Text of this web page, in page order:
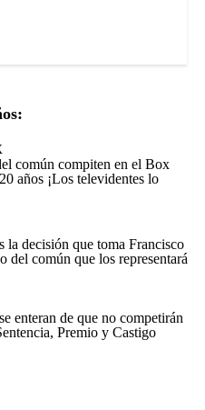
común compiten en el Box
años ¡Los televidentes lo
la decisión que toma Francisco
del común que los representará
enteran de que no competirán
Premio y Castigo